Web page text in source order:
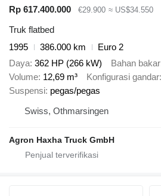
Rp 617.400.000
€29.900 ≈ US$34.550
Truk flatbed
1995
386.000 km
Euro 2
Daya 362 HP (266 kW) Bahan bakar
Volume 12,69 m³ Konfigurasi gandar
Suspensi pegas/pegas
Swiss, Othmarsingen
Agron Haxha Truck GmbH